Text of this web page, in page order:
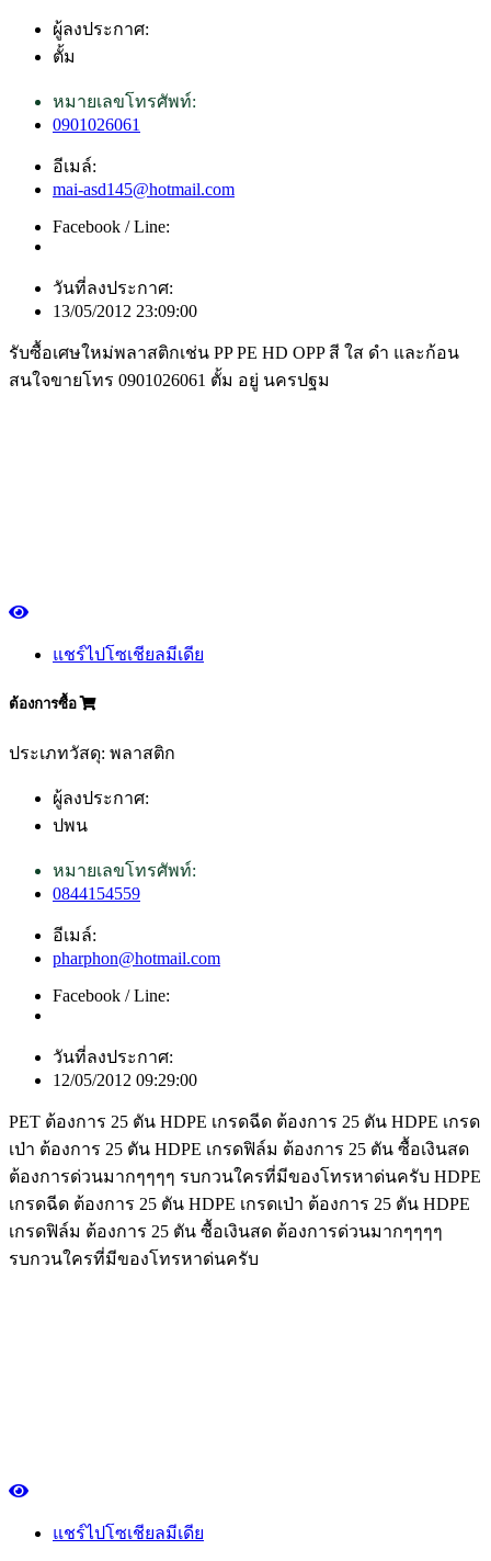
ผู้ลงประกาศ:
ตั้ม
หมายเลขโทรศัพท์:
0901026061
อีเมล์:
mai-asd145@hotmail.com
Facebook / Line:
วันที่ลงประกาศ:
13/05/2012 23:09:00
รับซื้อเศษใหม่พลาสติกเช่น PP PE HD OPP สี ใส ดำ และก้อน
สนใจขายโทร 0901026061 ตั้ม อยู่ นครปฐม
แชร์ไปโซเชียลมีเดีย
ต้องการซื้อ
ประเภทวัสดุ: พลาสติก
ผู้ลงประกาศ:
ปพน
หมายเลขโทรศัพท์:
0844154559
อีเมล์:
pharphon@hotmail.com
Facebook / Line:
วันที่ลงประกาศ:
12/05/2012 09:29:00
PET ต้องการ 25 ตัน HDPE เกรดฉีด ต้องการ 25 ตัน HDPE เกรด
เป่า ต้องการ 25 ตัน HDPE เกรดฟิล์ม ต้องการ 25 ตัน ซื้อเงินสด
ต้องการด่วนมากๆๆๆๆ รบกวนใครที่มีของโทรหาด่นครับ HDPE
เกรดฉีด ต้องการ 25 ตัน HDPE เกรดเป่า ต้องการ 25 ตัน HDPE
เกรดฟิล์ม ต้องการ 25 ตัน ซื้อเงินสด ต้องการด่วนมากๆๆๆๆ
รบกวนใครที่มีของโทรหาด่นครับ
แชร์ไปโซเชียลมีเดีย